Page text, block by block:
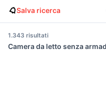
Salva ricerca
1.343 risultati
Camera da letto senza